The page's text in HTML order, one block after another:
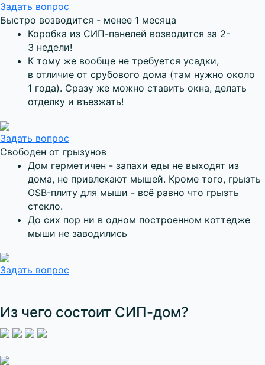
Задать вопрос
Быстро возводится - менее 1 месяца
Коробка из СИП-панелей возводится за 2-
3 недели!
К тому же вообще не требуется усадки,
в отличие от срубового дома (там нужно около
1 года). Сразу же можно ставить окна, делать
отделку и въезжать!
Задать вопрос
Свободен от грызунов
Дом герметичен - запахи еды не выходят из
дома, не привлекают мышей. Кроме того, грызть
OSB-плиту для мыши - всё равно что грызть
стекло.
До сих пор ни в одном построенном коттедже
мыши не заводились
Задать вопрос
Из чего состоит СИП-дом?